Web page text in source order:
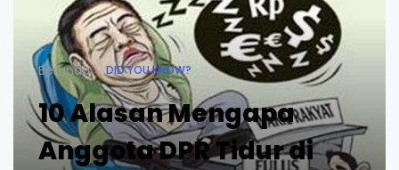
Beranda DID YOU KNOW?
10 Alasan Mengapa
Anggota DPR Tidur di